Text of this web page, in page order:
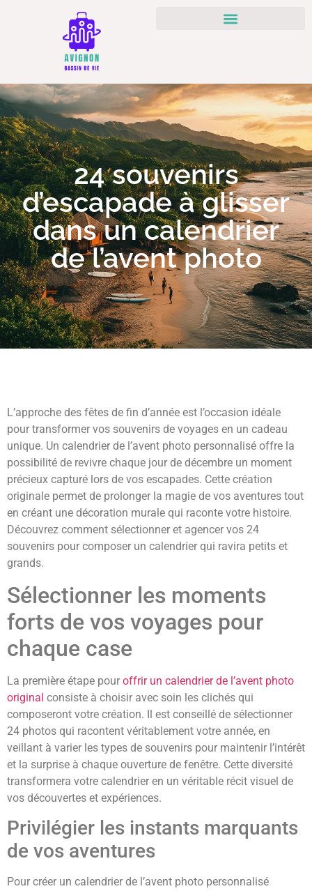
24 souvenirs
d’escapade à glisser
dans un calendrier
de l’avent photo
L’approche des fêtes de fin d’année est l’occasion idéale
pour transformer vos souvenirs de voyages en un cadeau
unique. Un calendrier de l’avent photo personnalisé offre la
possibilité de revivre chaque jour de décembre un moment
précieux capturé lors de vos escapades. Cette création
originale permet de prolonger la magie de vos aventures tout
en créant une décoration murale qui raconte votre histoire.
Découvrez comment sélectionner et agencer vos 24
souvenirs pour composer un calendrier qui ravira petits et
grands.
Sélectionner les moments
forts de vos voyages pour
chaque case
La première étape pour offrir un calendrier de l’avent photo
original consiste à choisir avec soin les clichés qui
composeront votre création. Il est conseillé de sélectionner
24 photos qui racontent véritablement votre année, en
veillant à varier les types de souvenirs pour maintenir l’intérêt
et la surprise à chaque ouverture de fenêtre. Cette diversité
transformera votre calendrier en un véritable récit visuel de
vos découvertes et expériences.
Privilégier les instants marquants
de vos aventures
Pour créer un calendrier de l’avent photo personnalisé